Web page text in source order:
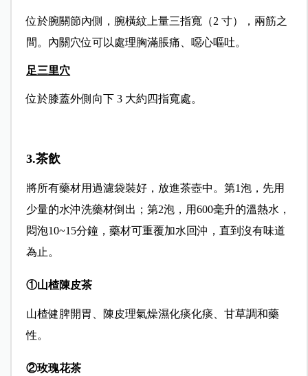
位於腕關節內側，腕橫紋上量三指寬（2 寸），兩筋之
間。內關穴位可以處理胸滿脹痛、噁心嘔吐。
足三里穴
位於膝蓋外側向下 3 大約四指寬處。
3.茶飲
將所有藥材用過濾袋裝好，放進茶壺中。第1泡，先用
少量的水沖洗藥材倒出；第2泡，用600毫升的溫熱水，
悶泡10~15分鐘，藥材可重覆加水回沖，直到沒有味道
為止。
①山楂陳皮茶
山楂健脾開胃、陳皮理氣燥濕化痰化痰、甘草調和藥
性。
②玫瑰花茶